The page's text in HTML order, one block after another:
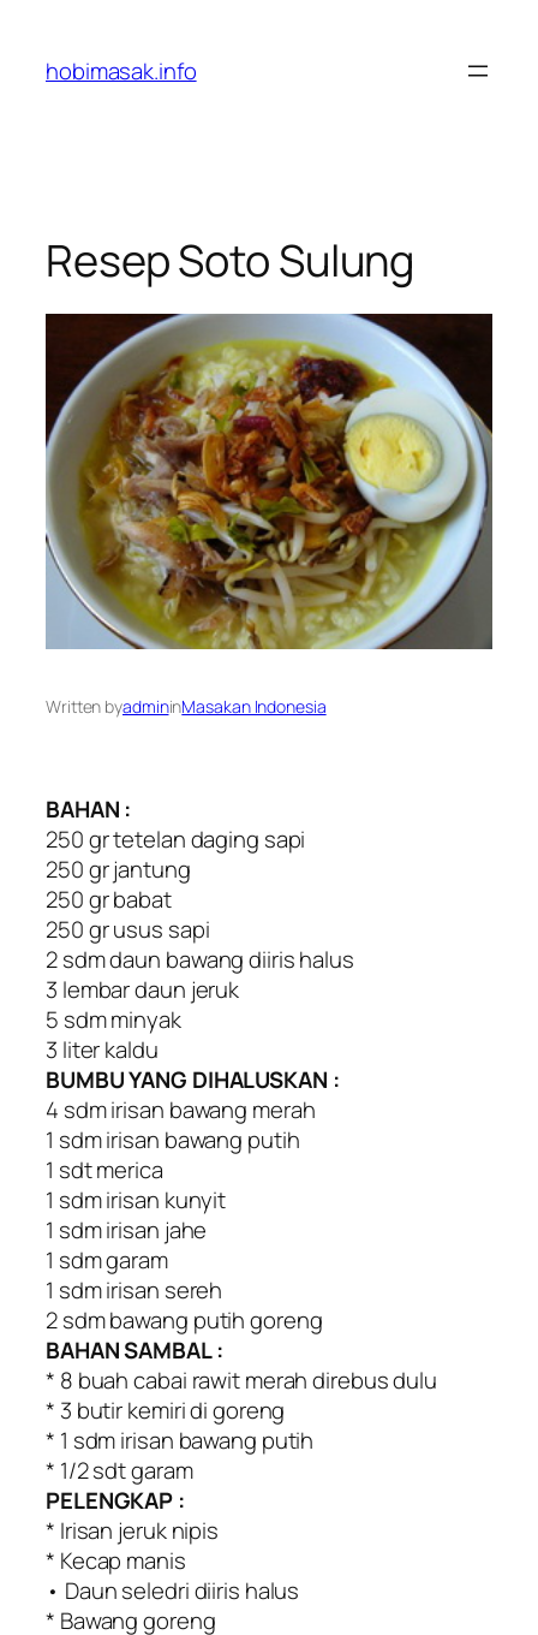
content
hobimasak.info
Resep Soto Sulung
Written byadmininMasakan Indonesia
BAHAN :
250 gr tetelan daging sapi
250 gr jantung
250 gr babat
250 gr usus sapi
2 sdm daun bawang diiris halus
3 lembar daun jeruk
5 sdm minyak
3 liter kaldu
BUMBU YANG DIHALUSKAN :
4 sdm irisan bawang merah
1 sdm irisan bawang putih
1 sdt merica
1 sdm irisan kunyit
1 sdm irisan jahe
1 sdm garam
1 sdm irisan sereh
2 sdm bawang putih goreng
BAHAN SAMBAL :
* 8 buah cabai rawit merah direbus dulu
* 3 butir kemiri di goreng
* 1 sdm irisan bawang putih
* 1/2 sdt garam
PELENGKAP :
* Irisan jeruk nipis
* Kecap manis
• Daun seledri diiris halus
* Bawang goreng